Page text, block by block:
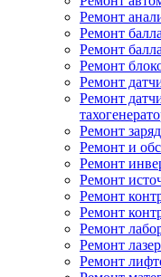
Ремонт
Ремонт
Ремонт
Ремонт
Ремонт
Ремонт
Ремонт
Ремонт и
Ремонт
Ремонт
Ремонт
Ремонт
Ремонт
Ремонт
Ремонт